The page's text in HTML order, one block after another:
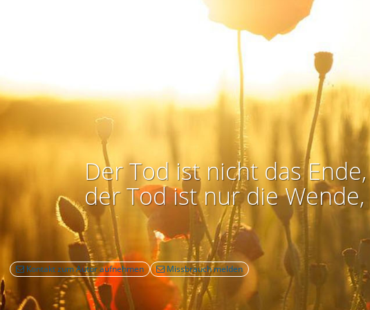
Der Tod ist nicht das
der Tod ist nur die
Kontakt zum Autor aufnehmen Missbrauch melden